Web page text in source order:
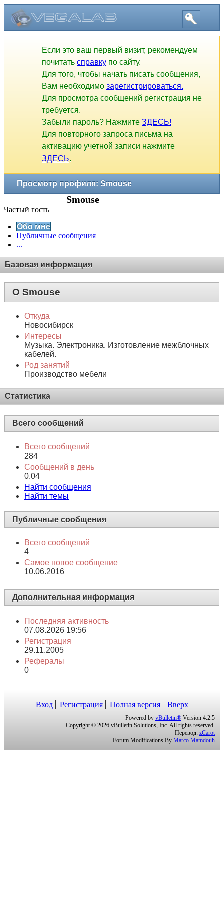
Если это ваш первый визит, рекомендуем
почитать справку по сайту.
Для того, чтобы начать писать сообщения,
Вам необходимо зарегистрироваться.
Для просмотра сообщений регистрация не
требуется.
Забыли пароль? Нажмите ЗДЕСЬ!
Для повторного запроса письма на
активацию учетной записи нажмите
ЗДЕСЬ.
Просмотр профиля: Smouse
Smouse
Публичные сообщения
Базовая информация
О Smouse
Откуда
Новосибирск
Интересы
Музыка. Электроника. Изготовление межблочных
кабелей.
Производство мебели
Статистика
Всего сообщений
Всего сообщений
284
Сообщений в день
0.04
Найти сообщения
Найти темы
Публичные сообщения
Всего сообщений
Самое новое сообщение
10.06.2016
Дополнительная информация
Последняя активность
07.08.2026
Регистрация
Рефералы
Регистрация Полная версия Вверх
Powered byvBulletin®Version 4.2.5
Copyright © 2026 vBulletin Solutions, Inc. All rights reserved.